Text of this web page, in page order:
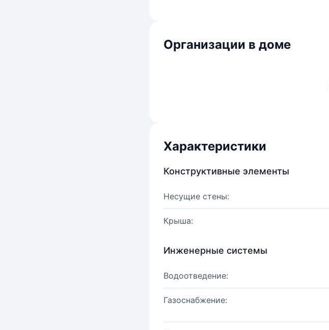
Организации в доме
Характеристики
Конструктивные элементы
Несущие стены:
Крыша:
Инженерные системы
Водоотведение:
Газоснабжение: